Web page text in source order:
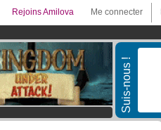
Me connecter
Rejoins Amilova
Suis-nous !